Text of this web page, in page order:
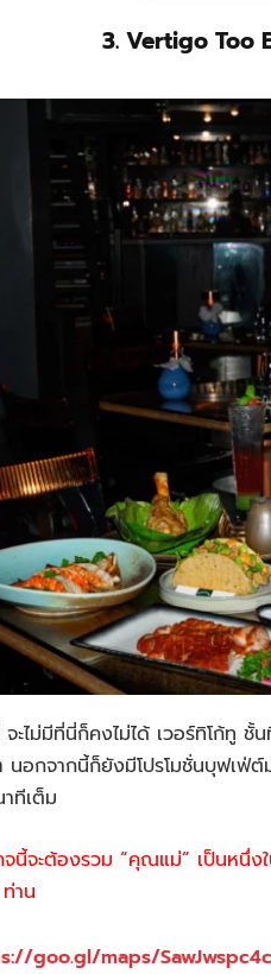
3. Vertigo Too
ไม่มีที่นี่ก็คงไม่ได้ เวอร์ทิโก้ทู ชั้
อกจากนี้ก็ยังมีโปรโมชั่นบุฟเฟ่
ทีเต็ม
นี้จะต้องรวม “คุณแม่” เป็นหนึ่
าน
goo.gl/maps/